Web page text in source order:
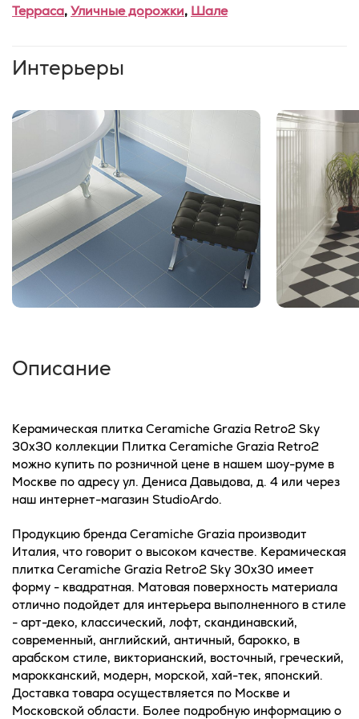
Терраса,Уличные дорожки, Шале
Интерьеры
Описание
Керамическая плитка Ceramiche Grazia Retro2 Sky
30x30 коллекции Плитка Ceramiche Grazia Retro2
можно купить по розничной цене в нашем шоу-руме в
Москве по адресу ул. Дениса Давыдова, д. 4 или через
наш интернет-магазин StudioArdo.
Продукцию бренда Ceramiche Grazia производит
Италия, что говорит о высоком качестве. Керамическая
плитка Ceramiche Grazia Retro2 Sky 30x30 имеет
форму - квадратная. Матовая поверхность материала
отлично подойдет для интерьера выполненного в стиле
- арт-деко, классический, лофт, скандинавский,
современный, английский, античный, барокко, в
арабском стиле, викторианский, восточный, греческий,
марокканский, модерн, морской, хай-тек, японский.
Доставка товара осуществляется по Москве и
Московской области. Более подробную информацию о